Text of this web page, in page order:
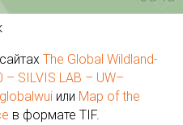
The Global Wildland-
SILVIS LAB – UW–
или Map of the
в формате TIF.